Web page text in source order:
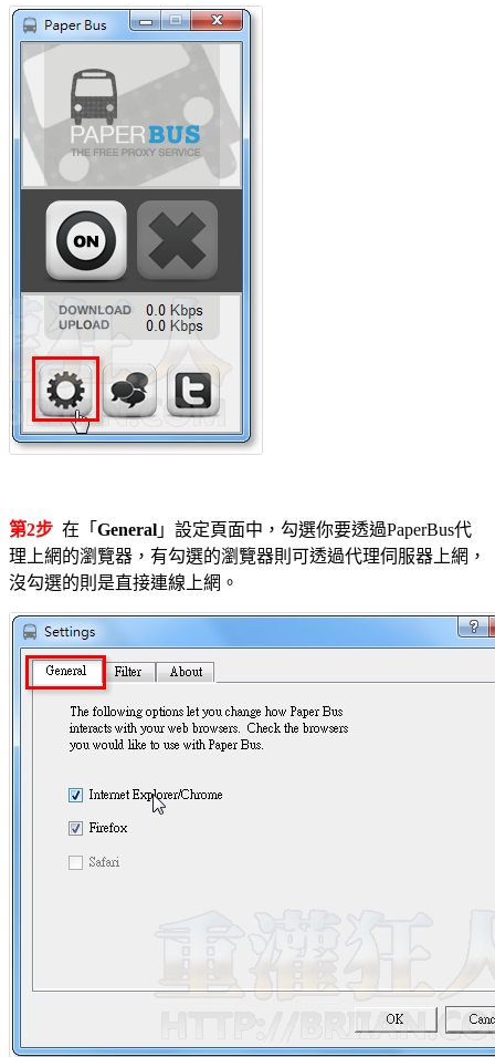
第2步 在「 General 」設定頁面中，勾選你要透過PaperBus代
理上網的瀏覽器，有勾選的瀏覽器則可透過代理伺服器上網，
沒勾選的則是直接連線上網。